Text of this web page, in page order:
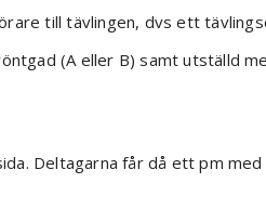
till tävlingen, dvs ett
(A eller B) samt utställd
Deltagarna får då ett pm